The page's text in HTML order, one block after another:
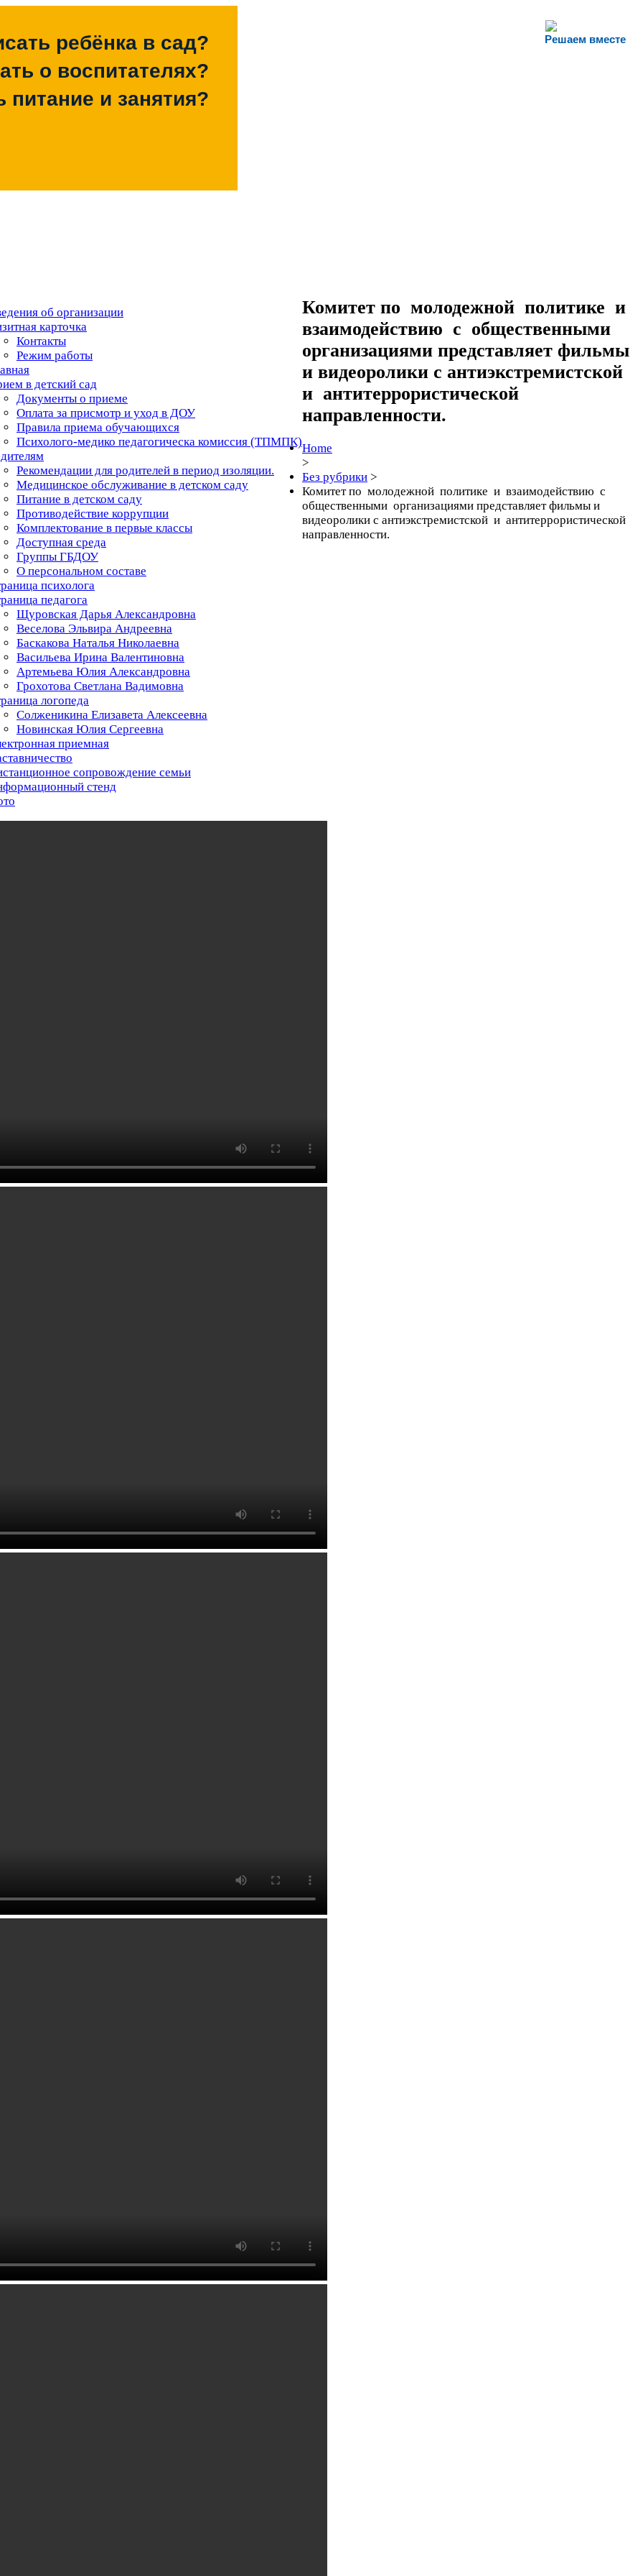
Решаем вместе
ребёнка в сад?
о воспитателях?
питание и занятия?
об организации
карточка
Контакты
Режим работы
в детский сад
Документы о приеме
Оплата за присмотр и уход в ДОУ
Правила приема обучающихся
Психолого-медико педагогическа комиссия (ТПМПК)
Рекомендации для родителей в период изоляции.
Медицинское обслуживание в детском саду
Питание в детском саду
Противодействие коррупции
Комплектование в первые классы
Доступная среда
Группы ГБДОУ
О персональном составе
психолога
педагога
Щуровская Дарья Александровна
Веселова Эльвира Андреевна
Баскакова Наталья Николаевна
Васильева Ирина Валентиновна
Артемьева Юлия Александровна
Грохотова Светлана Вадимовна
логопеда
Солженикина Елизавета Алексеевна
Новинская Юлия Сергеевна
приемная
сопровождение семьи
стенд
Комитет по молодежной политике и
взаимодействию с общественными
организациями представляет фильмы
и видеоролики с антиэкстремистской
и антитеррористической
направленности.
Home
>
Без рубрики >
Комитет по молодежной политике и взаимодействию с
общественными организациями представляет фильмы и
видеоролики с антиэкстремистской и антитеррористической
направленности.